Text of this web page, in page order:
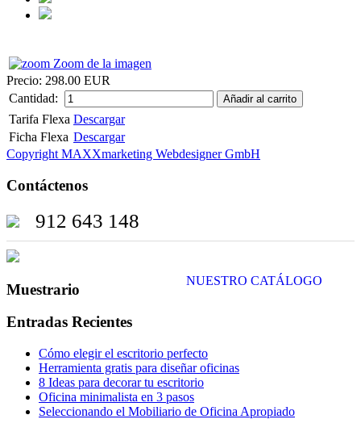
Zoom de la imagen
Precio: 298.00 EUR
Cantidad:
Tarifa Flexa Descargar
Ficha Flexa Descargar
Copyright MAXXmarketing Webdesigner GmbH
Contáctenos
912 643 148
NUESTRO CATÁLOGO
Muestrario
Entradas Recientes
Cómo elegir el escritorio perfecto
Herramienta gratis para diseñar oficinas
8 Ideas para decorar tu escritorio
Oficina minimalista en 3 pasos
Seleccionando el Mobiliario de Oficina Apropiado